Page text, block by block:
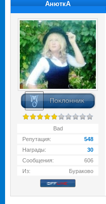
АнюткA
Bad
Репутация:
548
Награды:
30
Сообщения:
606
Из:
Бураково